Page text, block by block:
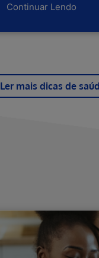
Continuar Lendo
Ler mais dicas de